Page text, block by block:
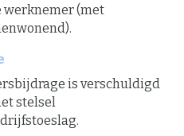
werknemer (met
is verschuldigd
stelsel